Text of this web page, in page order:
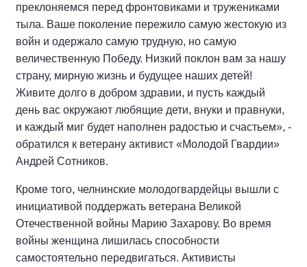
преклоняемся перед фронтовиками и тружениками
тыла. Ваше поколение пережило самую жестокую из
войн и одержало самую трудную, но самую
величественную Победу. Низкий поклон вам за нашу
страну, мирную жизнь и будущее наших детей!
Живите долго в добром здравии, и пусть каждый
день вас окружают любящие дети, внуки и правнуки,
и каждый миг будет наполнен радостью и счастьем», -
обратился к ветерану активист «Молодой Гвардии»
Андрей Сотников.
Кроме того, челнинские молодогвардейцы вышли с
инициативой поддержать ветерана Великой
Отечественной войны Марию Захарову. Во время
войны женщина лишилась способности
самостоятельно передвигаться. Активисты